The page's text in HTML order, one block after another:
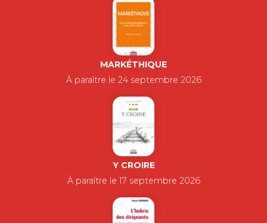
MARKÉTHIQUE
À paraître le 24 septembre 2026
Y CROIRE
À paraître le 17 septembre 2026